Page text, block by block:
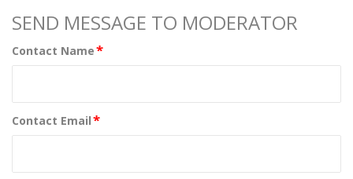
SEND MESSAGE TO MODERATOR
Contact Name*
Contact Email*